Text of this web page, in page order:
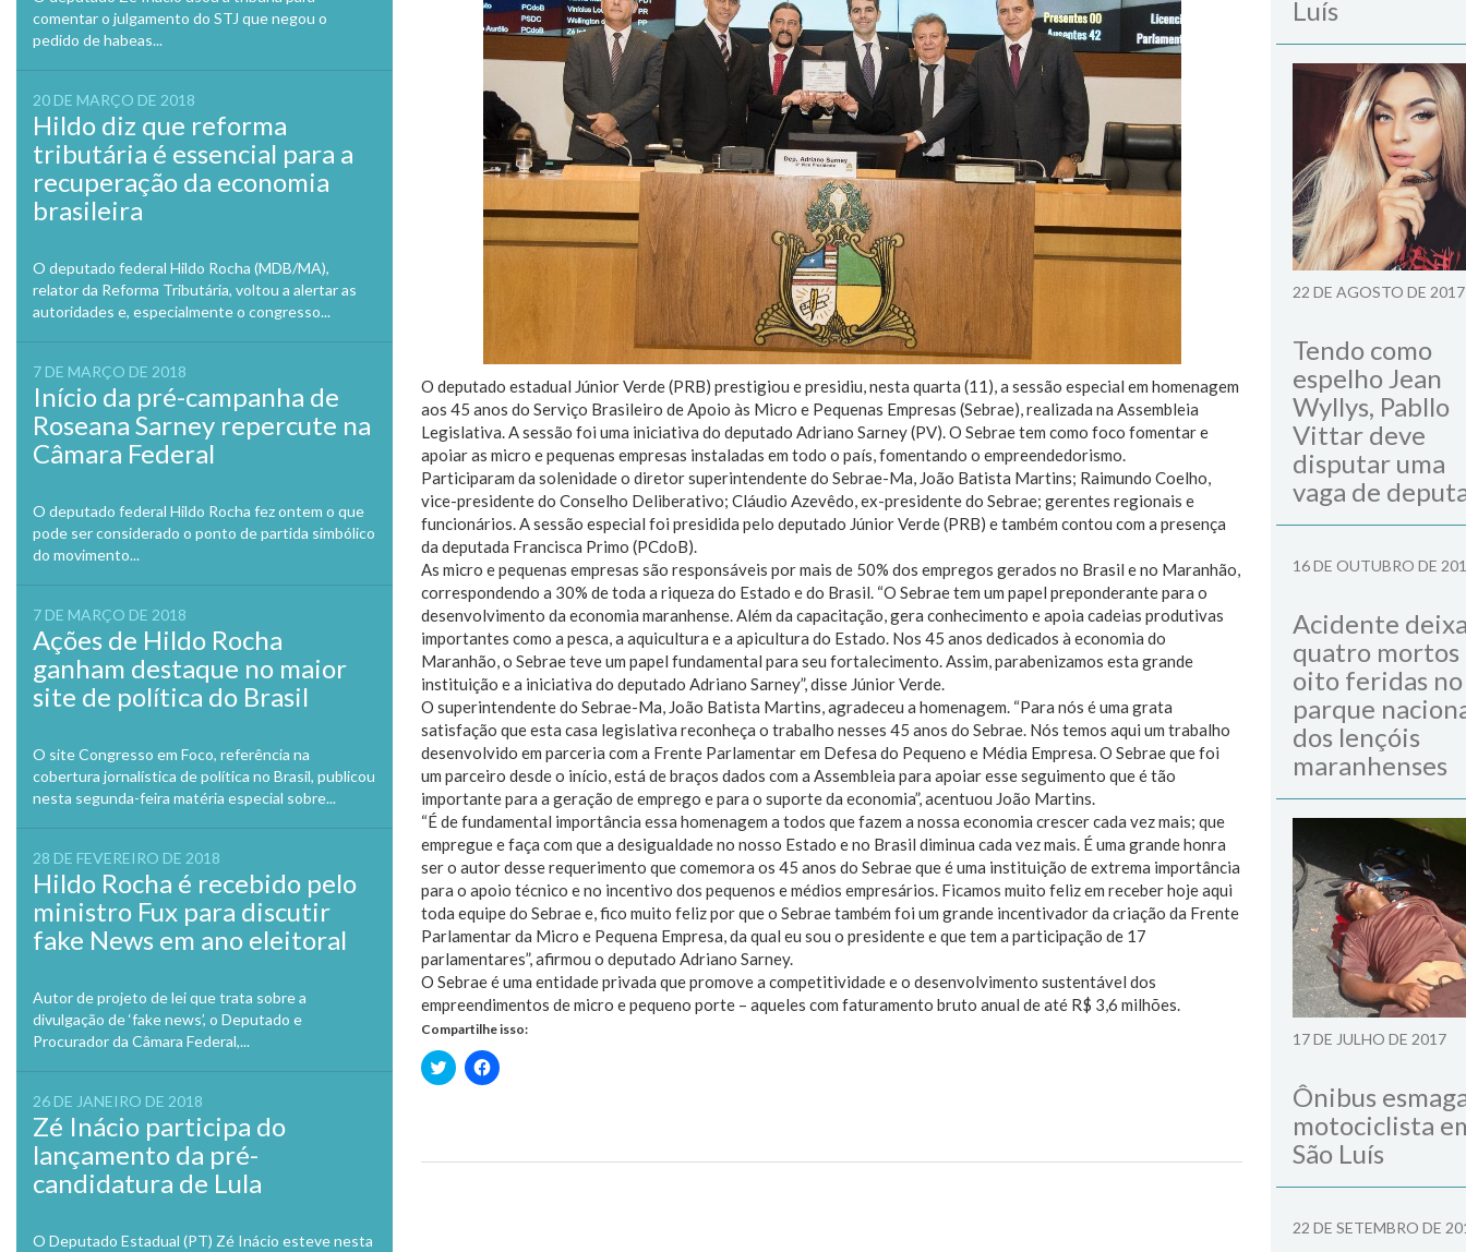
comentar o julgamento do STJ que negou o
pedido de habeas...
20 DE MARÇO DE 2018
Hildo diz que reforma
tributária é essencial para a
recuperação da economia
brasileira
O deputado federal Hildo Rocha (MDB/MA),
relator da Reforma Tributária, voltou a alertar as
autoridades e, especialmente o congresso...
7 DE MARÇO DE 2018
Início da pré-campanha de
Roseana Sarney repercute na
Câmara Federal
O deputado federal Hildo Rocha fez ontem o que
pode ser considerado o ponto de partida simbólico
do movimento...
7 DE MARÇO DE 2018
Ações de Hildo Rocha
ganham destaque no maior
site de política do Brasil
O site Congresso em Foco, referência na
cobertura jornalística de política no Brasil, publicou
nesta segunda-feira matéria especial sobre...
28 DE FEVEREIRO DE 2018
Hildo Rocha é recebido pelo
ministro Fux para discutir
fake News em ano eleitoral
Autor de projeto de lei que trata sobre a
divulgação de ‘fake news’, o Deputado e
Procurador da Câmara Federal,...
26 DE JANEIRO DE 2018
Zé Inácio participa do
lançamento da pré-
candidatura de Lula
O Deputado Estadual (PT) Zé Inácio esteve nesta
O deputado estadual Júnior Verde (PRB) prestigiou e presidiu, nesta quarta (11), a sessão especial em homenagem
aos 45 anos do Serviço Brasileiro de Apoio às Micro e Pequenas Empresas (Sebrae), realizada na Assembleia
Legislativa. A sessão foi uma iniciativa do deputado Adriano Sarney (PV). O Sebrae tem como foco fomentar e
apoiar as micro e pequenas empresas instaladas em todo o país, fomentando o empreendedorismo.
Participaram da solenidade o diretor superintendente do Sebrae-Ma, João Batista Martins; Raimundo Coelho,
vice-presidente do Conselho Deliberativo; Cláudio Azevêdo, ex-presidente do Sebrae; gerentes regionais e
funcionários. A sessão especial foi presidida pelo deputado Júnior Verde (PRB) e também contou com a presença
da deputada Francisca Primo (PCdoB).
As micro e pequenas empresas são responsáveis por mais de 50% dos empregos gerados no Brasil e no Maranhão,
correspondendo a 30% de toda a riqueza do Estado e do Brasil. “O Sebrae tem um papel preponderante para o
desenvolvimento da economia maranhense. Além da capacitação, gera conhecimento e apoia cadeias produtivas
importantes como a pesca, a aquicultura e a apicultura do Estado. Nos 45 anos dedicados à economia do
Maranhão, o Sebrae teve um papel fundamental para seu fortalecimento. Assim, parabenizamos esta grande
instituição e a iniciativa do deputado Adriano Sarney”, disse Júnior Verde.
O superintendente do Sebrae-Ma, João Batista Martins, agradeceu a homenagem. “Para nós é uma grata
satisfação que esta casa legislativa reconheça o trabalho nesses 45 anos do Sebrae. Nós temos aqui um trabalho
desenvolvido em parceria com a Frente Parlamentar em Defesa do Pequeno e Média Empresa. O Sebrae que foi
um parceiro desde o início, está de braços dados com a Assembleia para apoiar esse seguimento que é tão
importante para a geração de emprego e para o suporte da economia”, acentuou João Martins.
“É de fundamental importância essa homenagem a todos que fazem a nossa economia crescer cada vez mais; que
empregue e faça com que a desigualdade no nosso Estado e no Brasil diminua cada vez mais. É uma grande honra
ser o autor desse requerimento que comemora os 45 anos do Sebrae que é uma instituição de extrema importância
para o apoio técnico e no incentivo dos pequenos e médios empresários. Ficamos muito feliz em receber hoje aqui
toda equipe do Sebrae e, fico muito feliz por que o Sebrae também foi um grande incentivador da criação da Frente
Parlamentar da Micro e Pequena Empresa, da qual eu sou o presidente e que tem a participação de 17
parlamentares”, afirmou o deputado Adriano Sarney.
O Sebrae é uma entidade privada que promove a competitividade e o desenvolvimento sustentável dos
empreendimentos de micro e pequeno porte – aqueles com faturamento bruto anual de até R$ 3,6 milhões.
Compartilhe isso:
Clique
para
janela)
Clique
para
janela)
Luís
22 DE AGOSTO DE 2017
Tendo como
espelho Jean
Wyllys, Pabllo
Vittar deve
disputar uma
vaga de
16 DE OUTUBRO DE
Acidente
quatro mortos
oito feridas no
parque
dos lençóis
maranhenses
17 DE JULHO DE 2017
Ônibus
motociclista
São Luís
22 DE SETEMBRO DE